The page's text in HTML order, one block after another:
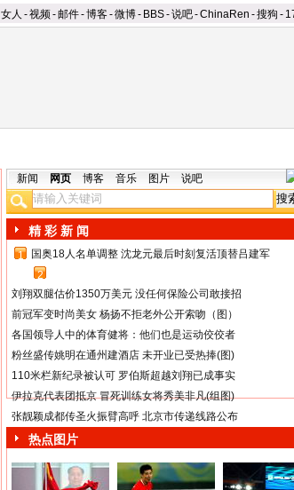
女人 -视频-邮件-博客-微博- BBS-说吧-ChinaRen -搜狗 -
新闻 网页 博客 音乐 图片 说吧
精 彩 新 闻
1
国奥18人名单调整 沈龙元最后时刻复活顶替吕建军
2
刘翔双腿估价1350万美元 没任何保险公司敢接招
前冠军变时尚美女 杨扬不拒老外公开索吻（图）
各国领导人中的体育健将：他们也是运动佼佼者
粉丝盛传姚明在通州建酒店 未开业已受热捧(图)
110米栏新纪录被认可 罗伯斯超越刘翔已成事实
伊拉克代表团抵京 冒死训练女将秀美非凡(组图)
张靓颖成都传圣火振臂高呼 北京市传递线路公布
热点图片